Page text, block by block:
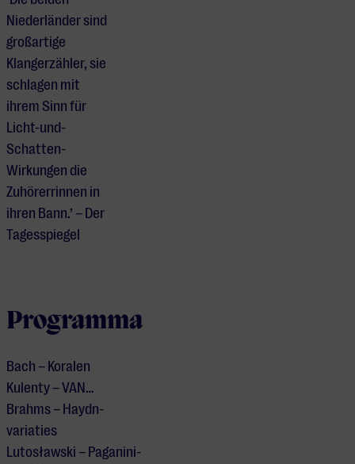
Niederländer sind
großartige
Klangerzähler, sie
schlagen mit
ihrem Sinn für
Licht-und-
Schatten-
Wirkungen die
Zuhörerrinnen in
ihren Bann.’ – Der
Tagesspiegel
Programma
Bach – Koralen
Kulenty – VAN…
Brahms – Haydn-
variaties
Lutosławski – Paganini-